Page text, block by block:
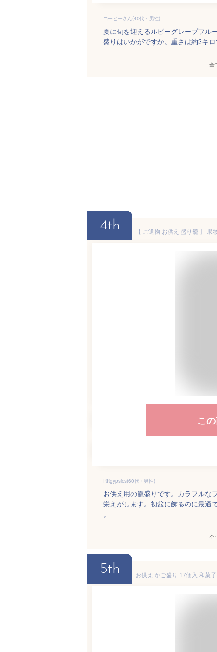
コーヒーさん(40代・男性)
夏に旬を迎えるルビーグレープフル
盛りはいかがですか。重さは約3キ
全
4th
こ
RRgypsies(60代・男性)
お供え用の籠盛りです。カラフルな
栄えがします。初盆に飾るのに最適
。
全
5th